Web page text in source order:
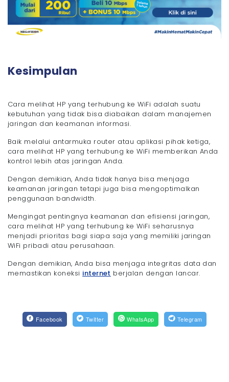
Kesimpulan
Cara melihat HP yang terhubung ke WiFi adalah suatu
kebutuhan yang tidak bisa diabaikan dalam manajemen
jaringan dan keamanan informasi.
Baik melalui antarmuka router atau aplikasi pihak ketiga,
cara melihat HP yang terhubung ke WiFi memberikan Anda
kontrol lebih atas jaringan Anda.
Dengan demikian, Anda tidak hanya bisa menjaga
keamanan jaringan tetapi juga bisa mengoptimalkan
penggunaan bandwidth.
Mengingat pentingnya keamanan dan efisiensi jaringan,
cara melihat HP yang terhubung ke WiFi seharusnya
menjadi prioritas bagi siapa saja yang memiliki jaringan
WiFi pribadi atau perusahaan.
Dengan demikian, Anda bisa menjaga integritas data dan
memastikan koneksi internet berjalan dengan lancar.
Facebook Twitter WhatsApp Telegram